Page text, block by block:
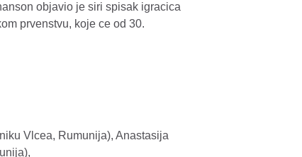
objavio je siri spisak igracica
prvenstvu, koje ce od 30.
Vlcea, Rumunija), Anastasija